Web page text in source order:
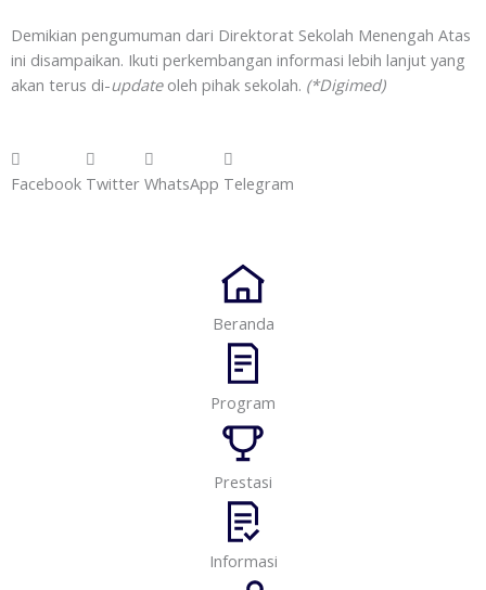
Demikian pengumuman dari Direktorat Sekolah Menengah Atas
ini disampaikan. Ikuti perkembangan informasi lebih lanjut yang
akan terus di-updateoleh pihak sekolah. (*Digimed)
Facebook Twitter WhatsApp Telegram
Beranda
Program
Prestasi
Informasi